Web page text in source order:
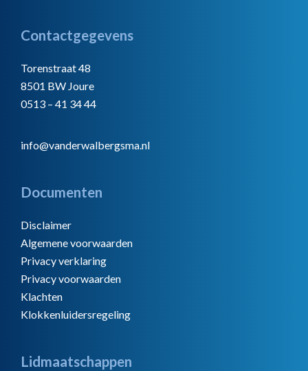
Footer
Contactgegevens
Torenstraat 48
8501 BW Joure
0513 – 41 34 44
info@vanderwalbergsma.nl
Documenten
Disclaimer
Algemene voorwaarden
Privacy verklaring
Privacy voorwaarden
Klachten
Klokkenluidersregeling
Lidmaatschappen